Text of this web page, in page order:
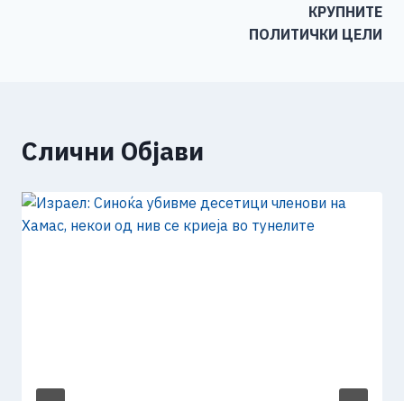
КРУПНИТЕ
ПОЛИТИЧКИ ЦЕЛИ
Слични Објави